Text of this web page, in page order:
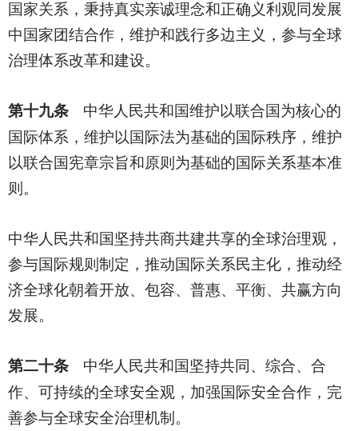
国家关系，秉持真实亲诚理念和正确义利观同发展
中国家团结合作，维护和践行多边主义，参与全球
治理体系改革和建设。
第十九条
中华人民共和国维护以联合国为核心的
国际体系，维护以国际法为基础的国际秩序，维护
以联合国宪章宗旨和原则为基础的国际关系基本准
则。
中华人民共和国坚持共商共建共享的全球治理观，
参与国际规则制定，推动国际关系民主化，推动经
济全球化朝着开放、包容、普惠、平衡、共赢方向
发展。
第二十条
中华人民共和国坚持共同、综合、合
作、可持续的全球安全观，加强国际安全合作，完
善参与全球安全治理机制。